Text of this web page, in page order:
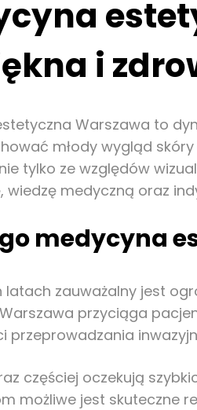
i
Warszawa to
młody wygląd
tylko ze względów
wiedzę medyczną oraz
medycyna
latach zauważalny jest
przyciąga
przeprowadzania
częściej oczekują
możliwe jest skuteczne